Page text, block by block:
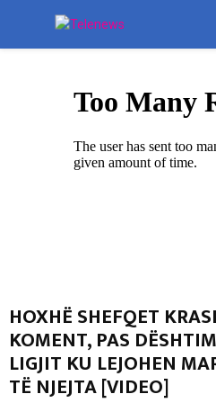
HOXHË SHEFQET
KOMENT, PAS
LIGJIT KU LEJOHEN
TË NJEJTA [VIDEO]